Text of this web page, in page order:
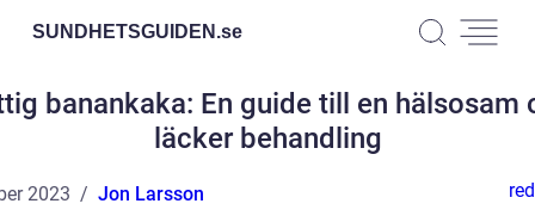
SUNDHETSGUIDEN.se
banankaka: En guide till en hälsosam
läcker behandling
2023 Jon Larsson